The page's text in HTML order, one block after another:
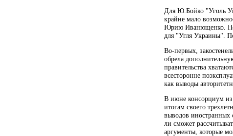
Для Ю.Бойко "Уголь
крайне мало
Юрию Иванющенко. Но
для "Угля Украины".
Во-первых,
обрела
правительства
всесторонне
как выводы
В июне консорциум из
итогам своего
выводов иностранных
ли сможет
аргументы, которые